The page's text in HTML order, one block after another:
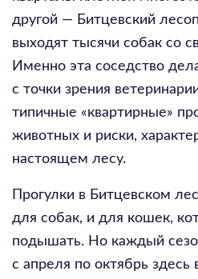
другой — Битцевский
выходят тысячи собак со
Именно эта соседство
с точки зрения
типичные «квартирные»
животных и риски,
настоящем лесу.
Прогулки в Битцевском
для собак, и для кошек,
подышать. Но каждый
с апреля по октябрь здесь